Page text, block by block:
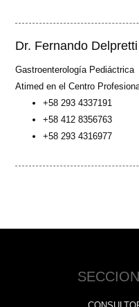
Dr. Fernando Delpretti
Gastroenterología Pediáctrica
Atimed en el Centro
+58 293 4337191
+58 412 8356763
+58 293 4316977